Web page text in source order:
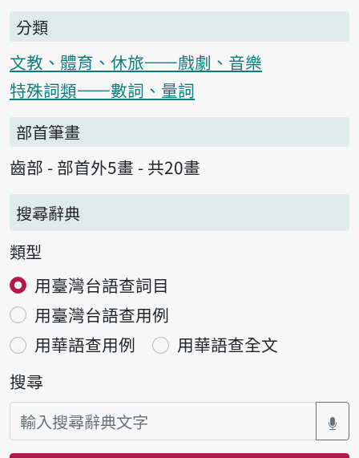
分類
文教、體育、休旅——戲劇、音樂
特殊詞類——數詞、量詞
部首筆畫
齒部 - 部首外5畫 - 共20畫
搜尋辭典
類型
用臺灣台語查詞目
用臺灣台語查用例
用華語查用例
用華語查全文
搜尋